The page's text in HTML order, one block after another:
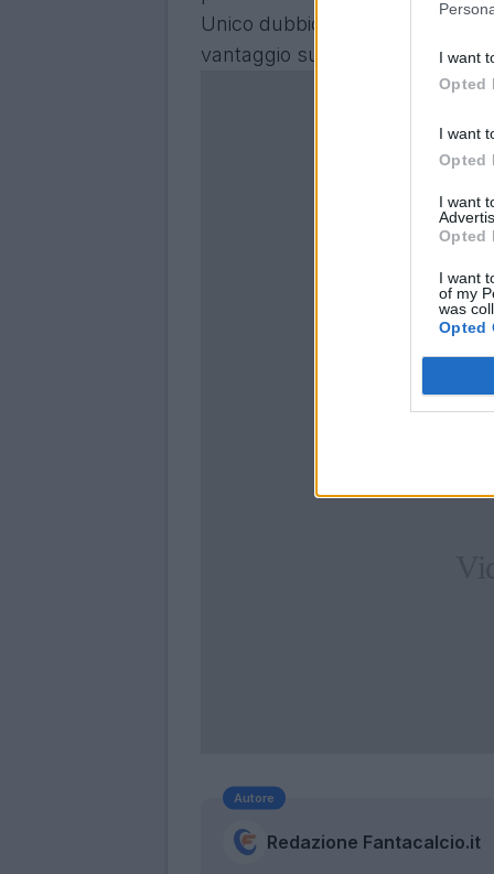
I want
Opted
I want
Opted
I want
Opted
I want
of my
was
Opted
Unico dubbio attuale relativo
vantaggio su Silva per
Autore
Redazione Fantacalcio.it